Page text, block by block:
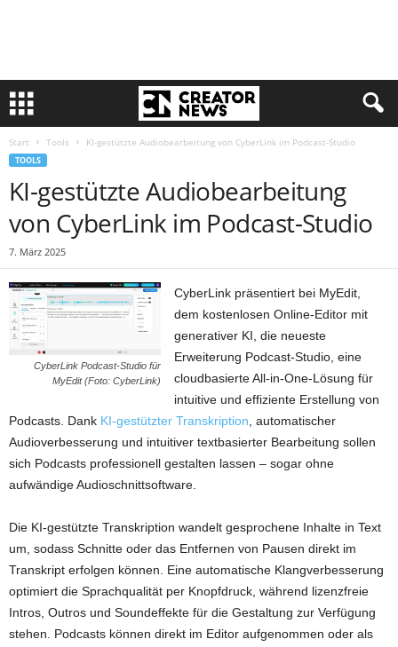
Start Tools KI-gestützte Audiobearbeitung von CyberLink im Podcast-Studio
TOOLS
KI-gestützte Audiobearbeitung
von CyberLink im Podcast-Studio
7. März 2025
CyberLink Podcast-Studio für
MyEdit (Foto: CyberLink)
CyberLink präsentiert bei MyEdit,
dem kostenlosen Online-Editor mit
generativer KI, die neueste
Erweiterung Podcast-Studio, eine
cloudbasierte All-in-One-Lösung für
intuitive und effiziente Erstellung von
Podcasts. Dank KI-gestützter Transkription , automatischer
Audioverbesserung und intuitiver textbasierter Bearbeitung sollen
sich Podcasts professionell gestalten lassen – sogar ohne
aufwändige Audioschnittsoftware.
Die KI-gestützte Transkription wandelt gesprochene Inhalte in Text
um, sodass Schnitte oder das Entfernen von Pausen direkt im
Transkript erfolgen können. Eine automatische Klangverbesserung
optimiert die Sprachqualität per Knopfdruck, während lizenzfreie
Intros, Outros und Soundeffekte für die Gestaltung zur Verfügung
stehen. Podcasts können direkt im Editor aufgenommen oder als